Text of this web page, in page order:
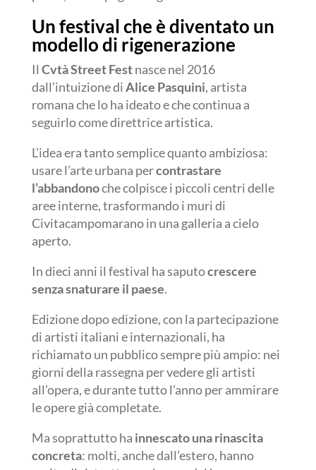
Un festival che è diventato un
modello di rigenerazione
Il Cvtà Street Festnasce nel 2016
dall’intuizione diAlice Pasquini, artista
romana che lo ha ideato e che continua a
seguirlo come direttrice artistica.
L’idea era tanto semplice quanto ambiziosa:
usare l’arte urbana percontrastare
l’abbandonoche colpisce i piccoli centri delle
aree interne, trasformando i muri di
Civitacampomarano in una galleria a cielo
aperto.
In dieci anni il festival ha saputocrescere
senza snaturare il paese.
Edizione dopo edizione, con la partecipazione
di artisti italiani e internazionali, ha
richiamato un pubblico sempre più ampio: nei
giorni della rassegna per vedere gli artisti
all’opera, e durante tutto l’anno per ammirare
le opere già completate.
Ma soprattutto ha innescato una rinascita
concreta: molti, anche dall’estero, hanno